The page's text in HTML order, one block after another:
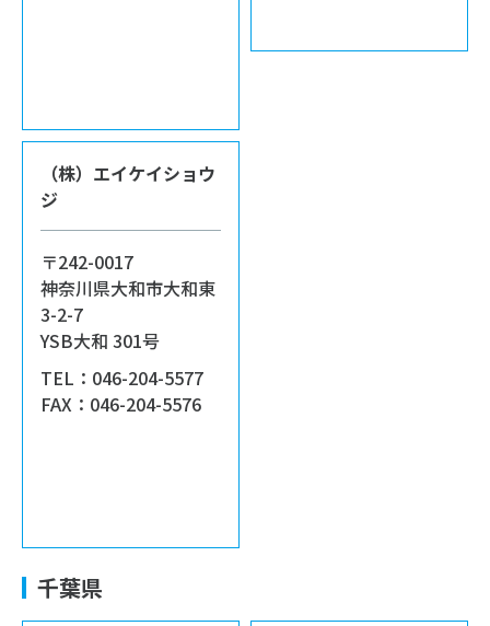
（株）エイケイショウ
ジ
〒242-0017
神奈川県大和市大和東
3-2-7
YSB大和 301号
TEL：046-204-5577
FAX：046-204-5576
千葉県